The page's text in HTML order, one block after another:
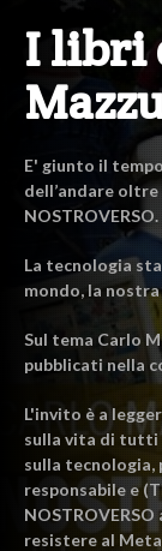
I libri
E' giunto il
dell’andare
NOSTROVERSO.
La tecnologia
mondo, la
Sul tema Carlo
pubblicati nella
L'invito è a
sulla vita di tutti
sulla
responsabile e
resistere al